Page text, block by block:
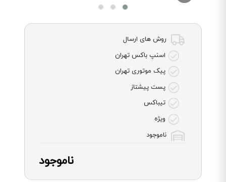
روش های ارسال
اسنپ باکس تهران
پیک موتوری تهران
پست پیشتاز
تیباکس
ویژه
ناموجود
ناموجود